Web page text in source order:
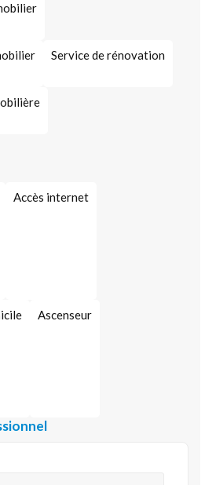
Service de rénovation
Accès internet
Ascenseur